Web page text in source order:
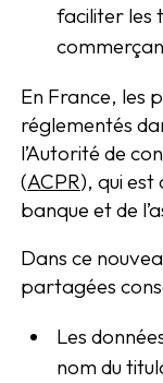
faciliter les
En France, les
réglementés
l’Autorité de
(ACPR), qui est
banque et de
Dans ce
partagées
Les
nom du